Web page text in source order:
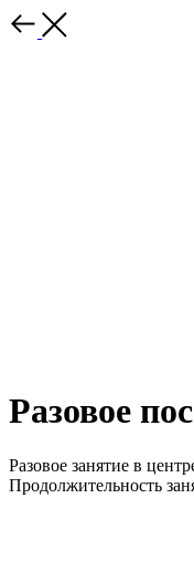
Разовое
Разовое занятие в
Продолжительность